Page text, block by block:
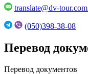
translate@dv-
(050)398-38-08
Перевод
Перевод документов